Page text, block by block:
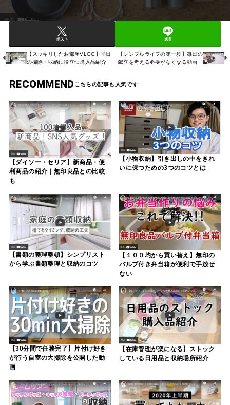
ポスト 送る
【スッキリしたお部屋VLOG】平日
の掃除・収納に役立つ購入品紹介
【シンプルライフの第一歩】毎日の
献立を考える必要がなくなる動画
RECOMMEND
【ダイソー・セリア】新商品・便
利商品の紹介｜無印良品との比較
も
【小物収納】引き出しの中をきれ
いに保つための3つのコツとは
【書類の整理整頓】シンプリスト
から学ぶ書類整理と収納のコツ
【１００均から買い替え】無印の
バルブ付き弁当箱が便利で手放せ
ない
【30分間で任務完了】片付け好き
が行う自室の大掃除を公開した動
画
【在庫管理が楽になる】ストック
している日用品と収納場所紹介